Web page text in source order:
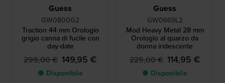
Guess
GW0800G2
Traction 44 mm Orologio
grigio canna di fucile con
day-date
299,00 € 149,95 €
● Disponibile
Guess
GW0669L2
Mod Heavy Metal 28 mm
Orologio al quarzo da
donna iridescente
229,00 € 114,95 €
● Disponibile